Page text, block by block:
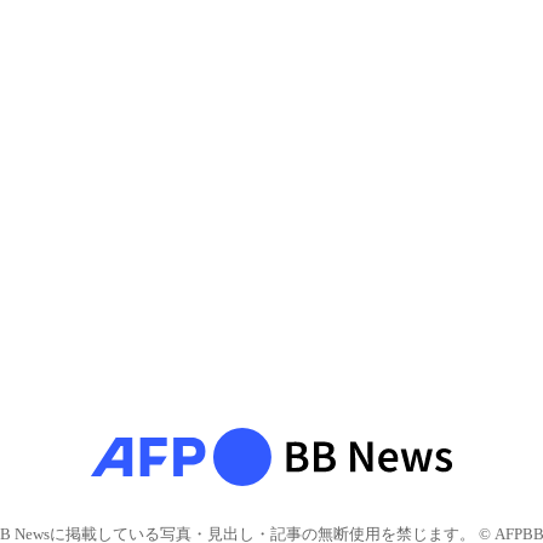
Newsに掲載している写真・見出し・記事の無断使用を禁じます。 © AFPBB